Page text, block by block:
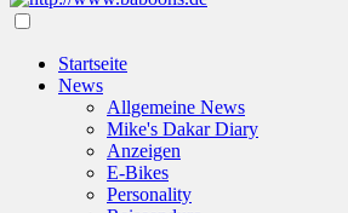
Startseite
News
Allgemeine News
Mike's Dakar Diary
Anzeigen
E-Bikes
Personality